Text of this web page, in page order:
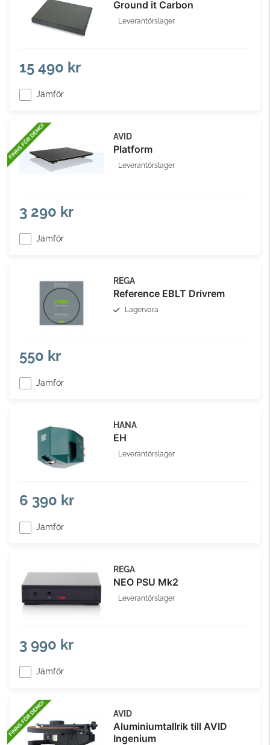
Ground it Carbon
Leverantörslager
15 490 kr
Jämför
AVID
Platform
Leverantörslager
3 290 kr
Jämför
REGA
Reference EBLT Drivrem
Lagervara
550 kr
Jämför
HANA
EH
Leverantörslager
6 390 kr
Jämför
REGA
NEO PSU Mk2
Leverantörslager
3 990 kr
Jämför
AVID
Aluminiumtallrik till AVID
Ingenium